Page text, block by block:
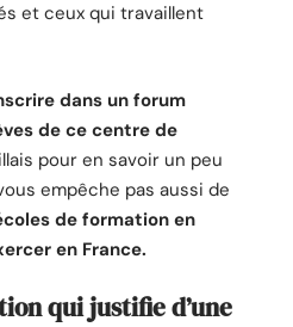
et ceux qui travaillent
dans un forum
de ce centre de
pour en savoir un peu
empêche pas aussi de
de formation en
en France.
qui justifie d’une